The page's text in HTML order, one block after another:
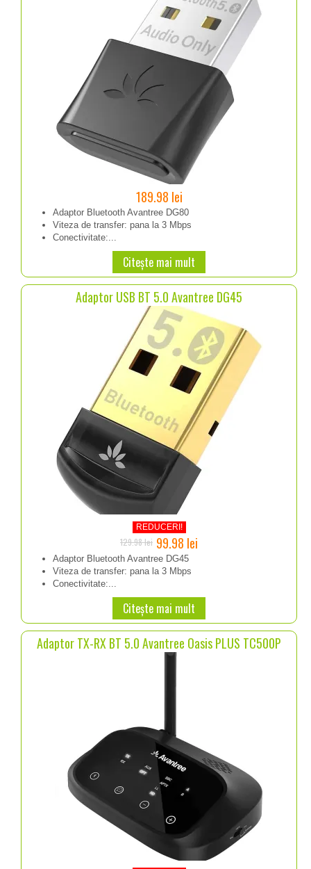
189.98 lei
Adaptor Bluetooth Avantree DG80
Viteza de transfer: pana la 3 Mbps
Conectivitate:...
Citește mai mult
Adaptor USB BT 5.0 Avantree DG45
REDUCERI!
Prețul
inițial
a
fost:
129.98 lei.
99.98 lei
99.98 lei.
129.98lei
Adaptor Bluetooth Avantree DG45
Viteza de transfer: pana la 3 Mbps
Conectivitate:...
Citește mai mult
Adaptor TX-RX BT 5.0 Avantree Oasis PLUS TC500P